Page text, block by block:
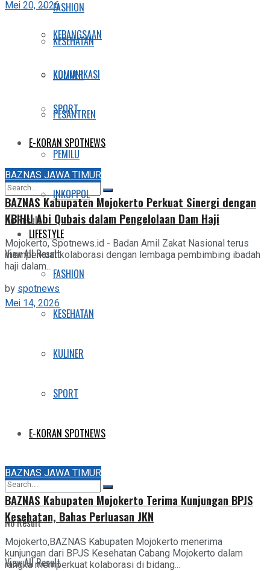
FASHION
KESEHATAN
KULINER
SPORT
E-KORAN SPOTNEWS
No Result
View All Result
KEBANGSAAN
KOMUNIKASI
PESANTREN
PEMILU
INKOPPOL
LIFESTYLE
FASHION
KESEHATAN
KULINER
SPORT
E-KORAN SPOTNEWS
No Result
View All Result
Mei 20, 2026
BAZNAS JAWA TIMUR
BAZNAS Kabupaten Mojokerto Perkuat Sinergi dengan
KBIHU Abi Qubais dalam Pengelolaan Dam Haji
Mojokerto, Spotnews.id - Badan Amil Zakat Nasional terus
memperkuat kolaborasi dengan lembaga pembimbing ibadah
haji dalam...
byspotnews
Mei 14, 2026
BAZNAS JAWA TIMUR
BAZNAS Kabupaten Mojokerto Terima Kunjungan BPJS
Kesehatan, Bahas Perluasan JKN
Mojokerto,BAZNAS Kabupaten Mojokerto menerima
kunjungan dari BPJS Kesehatan Cabang Mojokerto dalam
rangka memperkuat kolaborasi di bidang...